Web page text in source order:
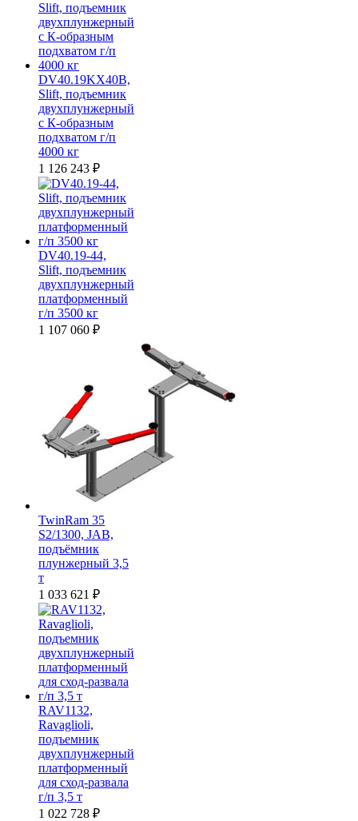
DV40.19KX40B,
Slift, подъемник
двухплунжерный
с К-образным
подхватом г/п
4000 кг
1 126 243 ₽
DV40.19-44,
Slift, подъемник
двухплунжерный
платформенный
г/п 3500 кг
1 107 060 ₽
TwinRam 35
S2/1300, JAB,
подъёмник
плунжерный 3,5
т
1 033 621 ₽
RAV1132,
Ravaglioli,
подъемник
двухплунжерный
платформенный
для сход-развала
г/п 3,5 т
1 022 728 ₽